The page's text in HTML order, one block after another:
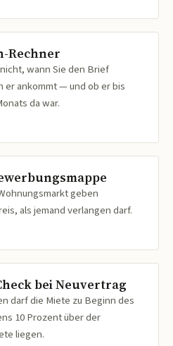
Rechner
wann Sie den Brief
er ankommt — und ob er bis
da war.
geben
als jemand verlangen darf.
bei Neuvertrag
darf die Miete zu Beginn des
10 Prozent über der
liegen.